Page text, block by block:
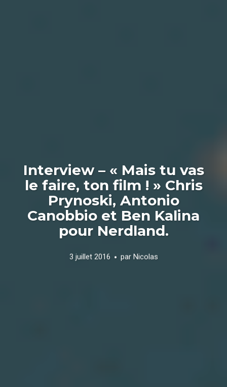
Interview – « Mais tu vas
le faire, ton film ! » Chris
Prynoski, Antonio
Canobbio et Ben Kalina
pour Nerdland.
3 juillet 2016 par Nicolas